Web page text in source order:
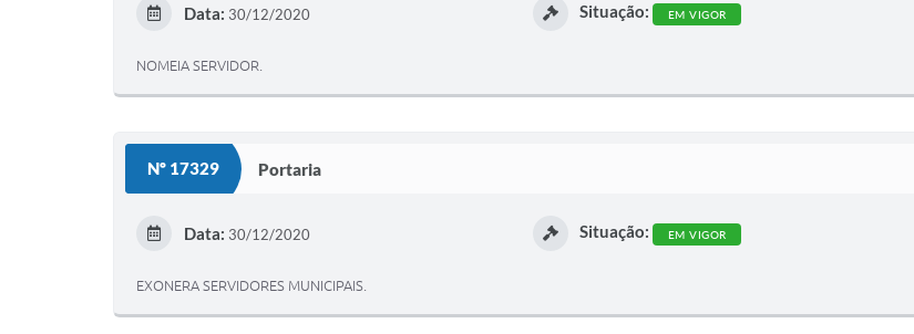
Data: 30/12/2020 Situação: EM VIGOR
NOMEIA SERVIDOR.
Nº 17329 Portaria
Data: 30/12/2020 Situação: EM VIGOR
EXONERA SERVIDORES MUNICIPAIS.